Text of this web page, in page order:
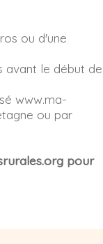
ou d'une
avant le début de
www.ma-
ou par
pour